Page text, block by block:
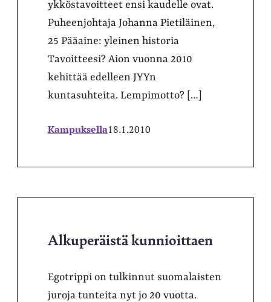
ykköstavoitteet ensi kaudelle ovat.
Puheenjohtaja Johanna Pietiläinen,
25 Pääaine: yleinen historia
Tavoitteesi? Aion vuonna 2010
kehittää edelleen JYYn
kuntasuhteita. Lempimotto? […]
Kampuksella18.1.2010
Alkuperäistä kunnioittaen
Egotrippi on tulkinnut suomalaisten
juroja tunteita nyt jo 20 vuotta.